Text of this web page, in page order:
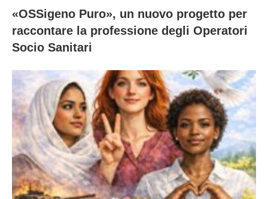
«OSSigeno Puro», un nuovo progetto per
raccontare la professione degli Operatori
Socio Sanitari